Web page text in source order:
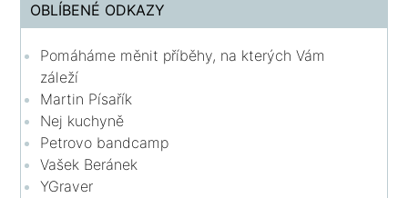
OBLÍBENÉ ODKAZY
Pomáháme měnit příběhy, na kterých Vám
záleží
Martin Písařík
Nej kuchyně
Petrovo bandcamp
Vašek Beránek
YGraver